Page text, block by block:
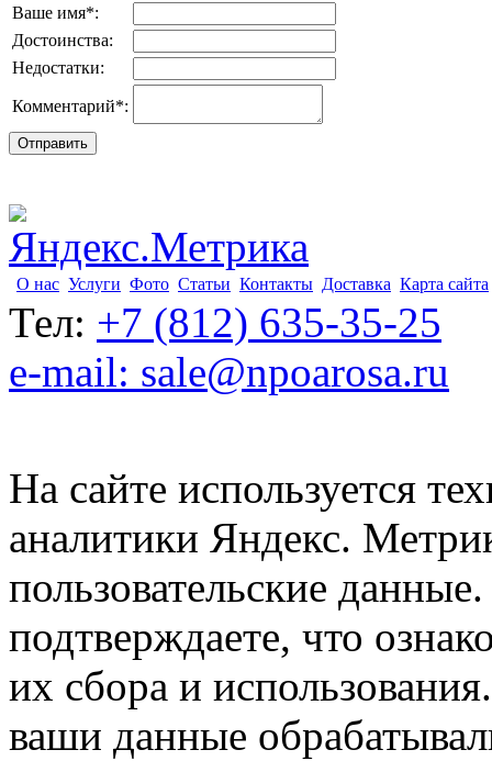
Ваше имя*:
Достоинства:
Недостатки:
Комментарий*:
О нас Услуги Фото Статьи Контакты Доставка Карта сайта
Тел: +7 (812) 635-35-25
e-mail: sale@npoarosa.ru
На сайте используется
аналитики Яндекс.
пользовательские
подтверждаете, что
их сбора и
ваши данные